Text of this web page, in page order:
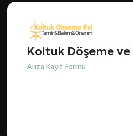
Koltuk Döşeme ve
Arıza Kayıt Formu